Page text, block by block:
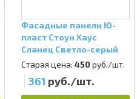
Фасадные панели Ю-
пласт Стоун Хаус
Сланец Светло-серый
Старая цена: 450руб./шт.
361 руб./шт.